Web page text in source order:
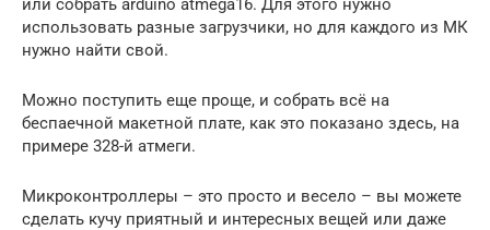
или собрать arduino atmega16. Для этого нужно
использовать разные загрузчики, но для каждого из МК
нужно найти свой.
Можно поступить еще проще, и собрать всё на
беспаечной макетной плате, как это показано здесь, на
примере 328-й атмеги.
Микроконтроллеры – это просто и весело – вы можете
сделать кучу приятный и интересных вещей или даже